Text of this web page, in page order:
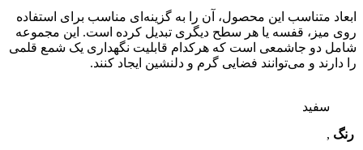
ابعاد متناسب این محصول، آن را به گزینه‌ای مناسب برای استفاده
روی میز، قفسه یا هر سطح دیگری تبدیل کرده است. این مجموعه
شامل دو جاشمعی است که هرکدام قابلیت نگهداری یک شمع قلمی
را دارند و می‌توانند فضایی گرم و دلنشین ایجاد کنند.
رنگ
سفید
,